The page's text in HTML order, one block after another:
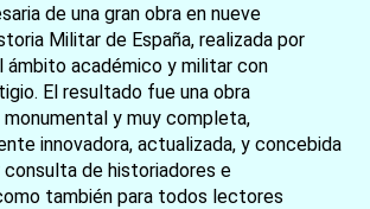
de una gran obra en nueve
Militar de España, realizada por
ámbito académico y militar con
El resultado fue una obra
y muy completa,
innovadora, actualizada, y concebida
de historiadores e
también para todos lectores